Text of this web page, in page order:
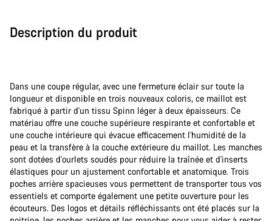
Description du produit
Dans une coupe régular, avec une fermeture éclair sur toute la
longueur et disponible en trois nouveaux coloris, ce maillot est
fabriqué à partir d'un tissu Spinn léger à deux épaisseurs. Ce
matériau offre une couche supérieure respirante et confortable et
une couche intérieure qui évacue efficacement l'humidité de la
peau et la transfère à la couche extérieure du maillot. Les manches
sont dotées d'ourlets soudés pour réduire la traînée et d'inserts
élastiques pour un ajustement confortable et anatomique. Trois
poches arrière spacieuses vous permettent de transporter tous vos
essentiels et comporte également une petite ouverture pour les
écouteurs. Des logos et détails réfléchissants ont été placés sur la